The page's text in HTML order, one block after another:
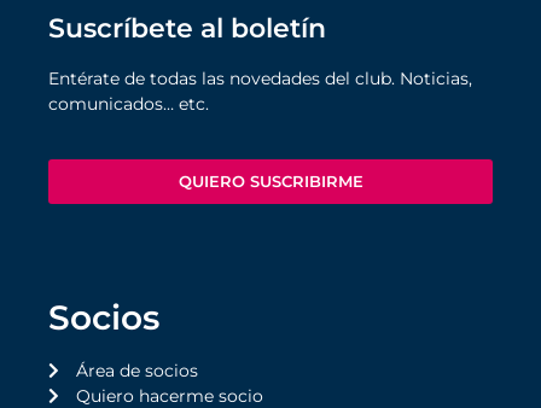
Suscríbete al boletín
Entérate de todas las novedades del club. Noticias,
comunicados… etc.
QUIERO SUSCRIBIRME
Socios
Área de socios
Quiero hacerme socio